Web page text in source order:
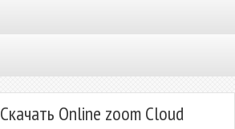
Скачать Online zoom Cloud